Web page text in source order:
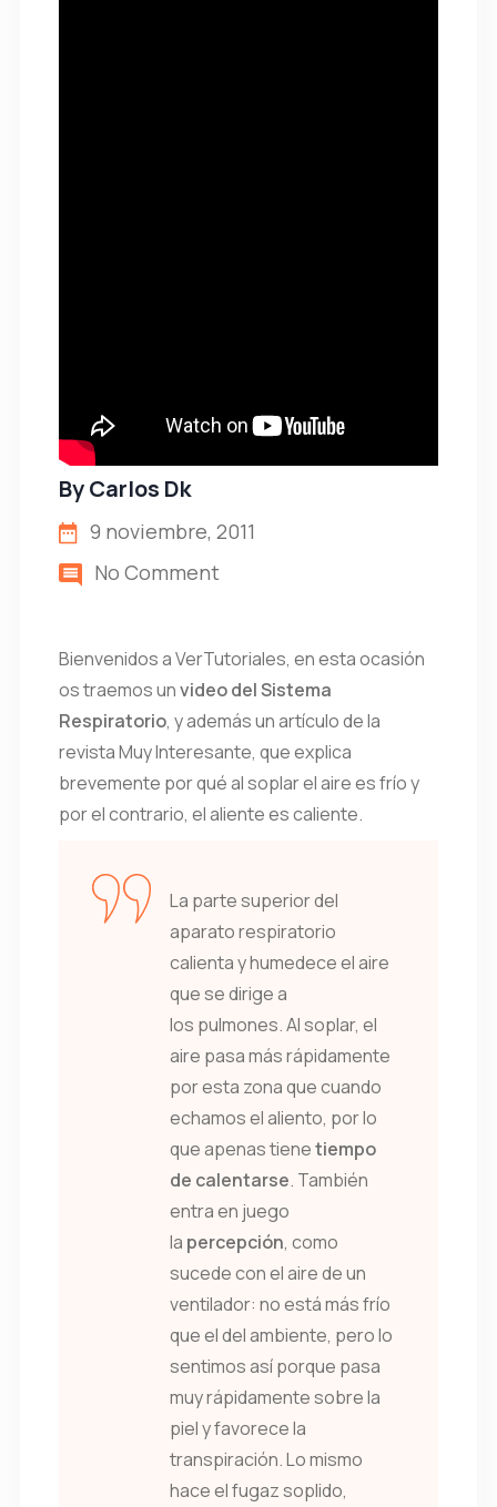
ByCarlos Dk
9 noviembre, 2011
No Comment
Bienvenidos a VerTutoriales, en esta ocasión
os traemos unvideo del Sistema
Respiratorio, y además un artículo de la
revista Muy Interesante, que explica
brevemente por qué al soplar el aire es frío y
por el contrario, el aliente es caliente.
La parte superior del
aparato respiratorio
calienta y humedece el aire
que se dirige a
los pulmones. Al soplar, el
aire pasa más rápidamente
por esta zona que cuando
echamos el aliento, por lo
que apenas tienetiempo
de calentarse. También
entra en juego
la percepción, como
sucede con el aire de un
ventilador: no está más frío
que el del ambiente, pero lo
sentimos así porque pasa
muy rápidamente sobre la
piel y favorece la
transpiración. Lo mismo
hace el fugaz soplido,